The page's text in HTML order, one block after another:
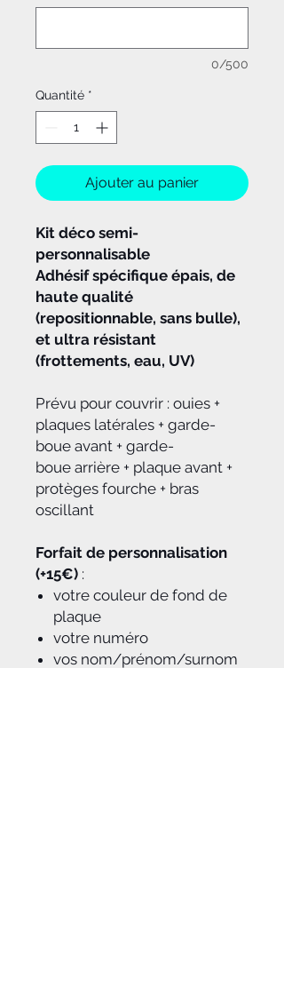
0/500
Quantité *
Ajouter au panier
Kit déco semi-
personnalisable
Adhésif spécifique épais, de
haute qualité
(repositionnable, sans bulle),
et ultra résistant
(frottements, eau, UV)
Prévu pour couvrir : ouies +
plaques latérales + garde-
boue avant + garde-
boue arrière + plaque avant +
protèges fourche + bras
oscillant
Forfait de personnalisation
(+15€) :
votre couleur de fond de
plaque
votre numéro
vos nom/prénom/surnom